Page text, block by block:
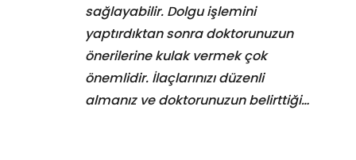
sağlayabilir. Dolgu işlemini
yaptırdıktan sonra doktorunuzun
önerilerine kulak vermek çok
önemlidir. İlaçlarınızı düzenli
almanız ve doktorunuzun belirttiği…